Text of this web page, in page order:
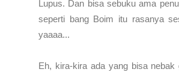
Lupus. Dan bisa sebuku ama
seperti bang Boim itu rasanya
yaaaa...
Eh, kira-kira ada yang bisa nebak